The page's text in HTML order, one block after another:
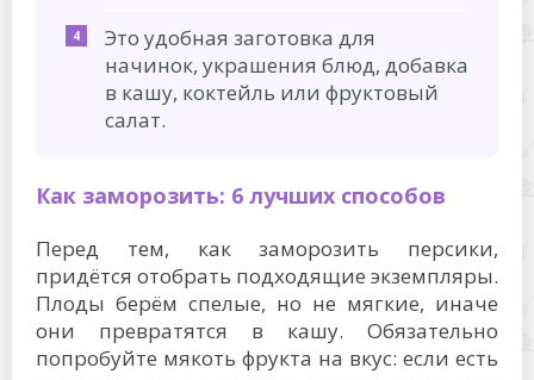
Это удобная заготовка для
начинок, украшения блюд, добавка
в кашу, коктейль или фруктовый
салат.
Как заморозить: 6 лучших способов
Перед тем, как заморозить персики,
придётся отобрать подходящие экземпляры.
Плоды берём спелые, но не мягкие, иначе
они превратятся в кашу. Обязательно
попробуйте мякоть фрукта на вкус: если есть